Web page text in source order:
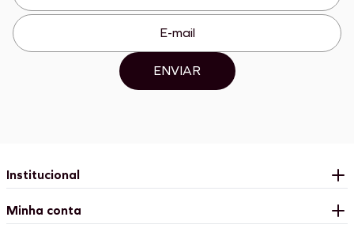
ENVIAR
Institucional
Minha conta